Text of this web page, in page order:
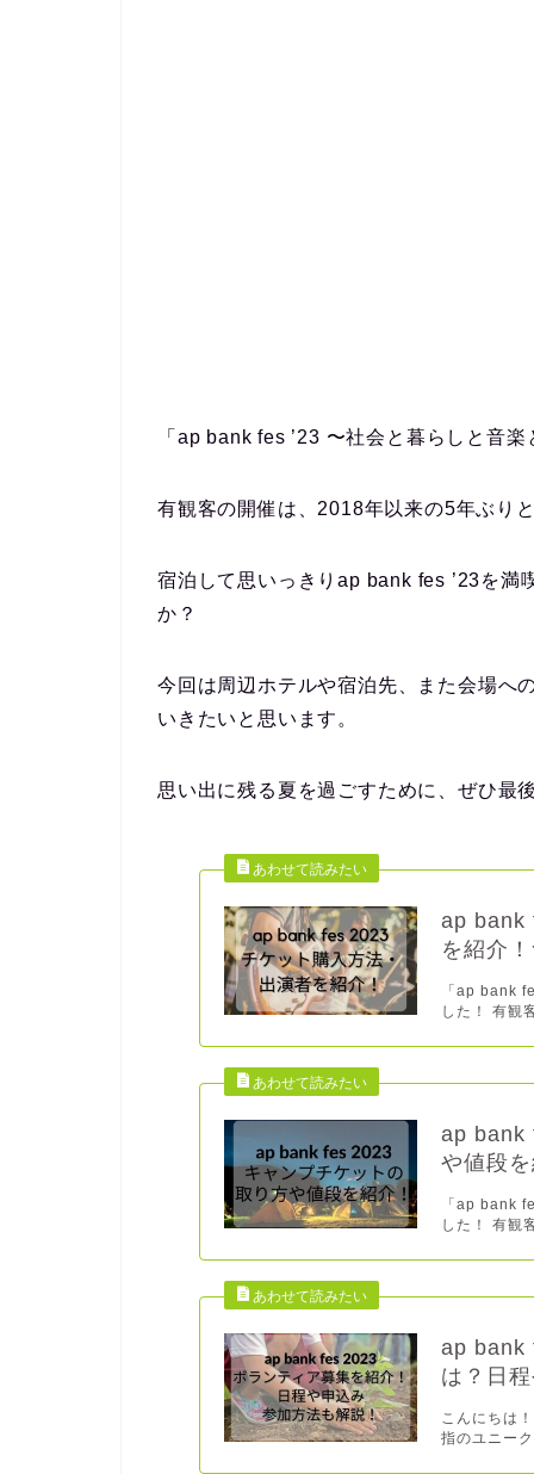
「ap bank fes ’23 〜社会と暮らしと音
有観客の開催は、2018年以来の5年ぶり
宿泊して思いっきりap bank fes ’23を満
か？
今回は周辺ホテルや宿泊先、また会場へ
いきたいと思います。
思い出に残る夏を過ごすために、ぜひ最
ap bank
を紹介
「ap bank
した！ 有観
ap bank
や値段
「ap bank
した！ 有観
ap bank
は？日
こんにちは
指のユニー